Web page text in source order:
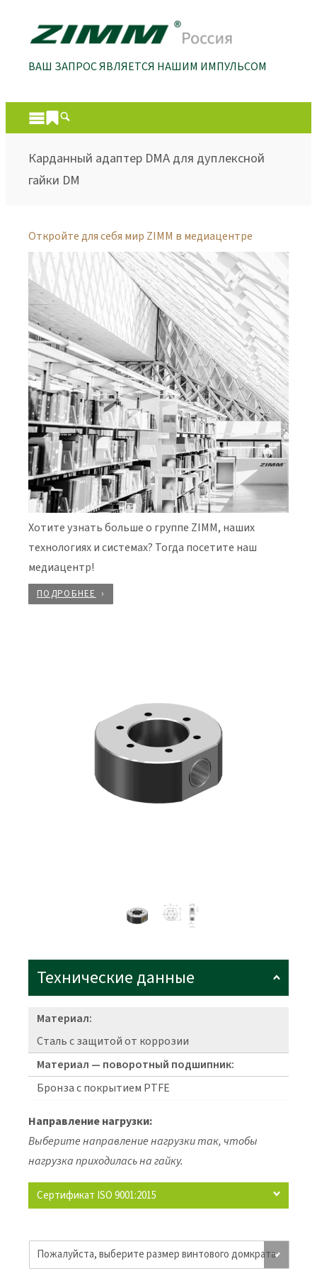
ВАШ ЗАПРОС ЯВЛЯЕТСЯ НАШИМ ИМПУЛЬСОМ
Карданный адаптер DMA для дуплексной
гайки DM
Откройте для себя мир ZIMM в медиацентре
Хотите узнать больше о группе ZIMM, наших
технологиях и системах? Тогда посетите наш
медиацентр!
ПОДРОБНЕЕ
Технические данные
Материал:
Сталь с защитой от коррозии
Материал — поворотный подшипник:
Бронза с покрытием PTFE
Направление нагрузки:
Выберите направление нагрузки так, чтобы
нагрузка приходилась на гайку.
Сертификат ISO 9001:2015